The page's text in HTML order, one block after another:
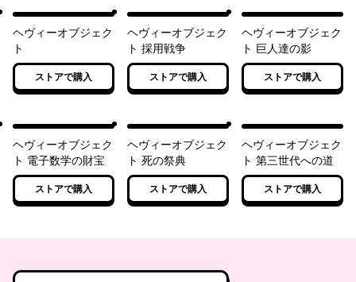
ヘヴィーオブジェク
ト
ストアで購入
ヘヴィーオブジェク
ト 採用戦争
ストアで購入
ヘヴィーオブジェク
ト 巨人達の影
ストアで購入
ヘヴィーオブジェク
ト 電子数学の財宝
ストアで購入
ヘヴィーオブジェク
ト 死の祭典
ストアで購入
ヘヴィーオブジェク
ト 第三世代への道
ストアで購入